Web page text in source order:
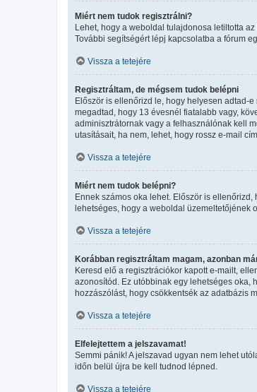
Miért nem tudok regisztrálni?
Lehet, hogy a weboldal tulajdonosa letiltotta
További segítségért lépj kapcsolatba a fórum
Vissza a tetejére
Regisztráltam, de mégsem tudok belépni
Először is ellenőrizd le, hogy helyesen adtad-
megadtad, hogy 13 évesnél fiatalabb vagy,
adminisztrátornak vagy a felhasználónak kell
utasításait, ha nem, lehet, hogy rossz e-mail
Vissza a tetejére
Miért nem tudok belépni?
Ennek számos oka lehet. Először is
lehetséges, hogy a weboldal üzemeltetőjének
Vissza a tetejére
Korábban regisztráltam magam, azonban
Keresd elő a regisztrációkor kapott e-mailt,
azonosítód. Ez utóbbinak egy lehetséges oka,
hozzászólást, hogy csökkentsék az adatbázis
Vissza a tetejére
Elfelejtettem a jelszavamat!
Semmi pánik! A jelszavad ugyan nem lehet
időn belül újra be kell tudnod lépned.
Vissza a tetejére